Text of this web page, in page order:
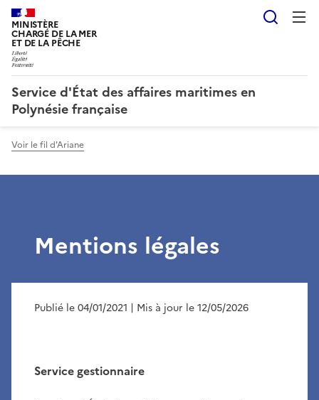
MINISTÈRE
CHARGÉ DE LA MER
ET DE LA PÊCHE
Service d'État des affaires maritimes en
Polynésie française
Voir le fil d'Ariane
Mentions légales
Publié le 04/01/2021 | Mis à jour le 12/05/2026
Service gestionnaire